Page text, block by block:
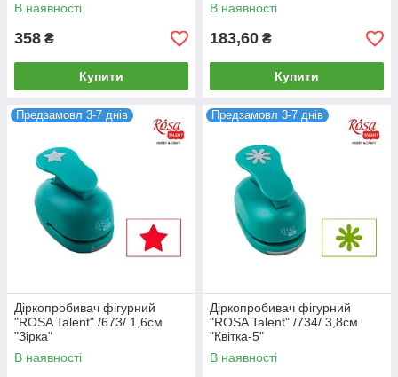
В наявності
358 ₴
Купити
В наявності
183,60 ₴
Купити
Предзамовл 3-7 днів
Діркопробивач фігурний
"ROSA Talent" /673/ 1,6см
"Зірка"
В наявності
Предзамовл 3-7 днів
Діркопробивач фігурний
"ROSA Talent" /734/ 3,8см
"Квітка-5"
В наявності